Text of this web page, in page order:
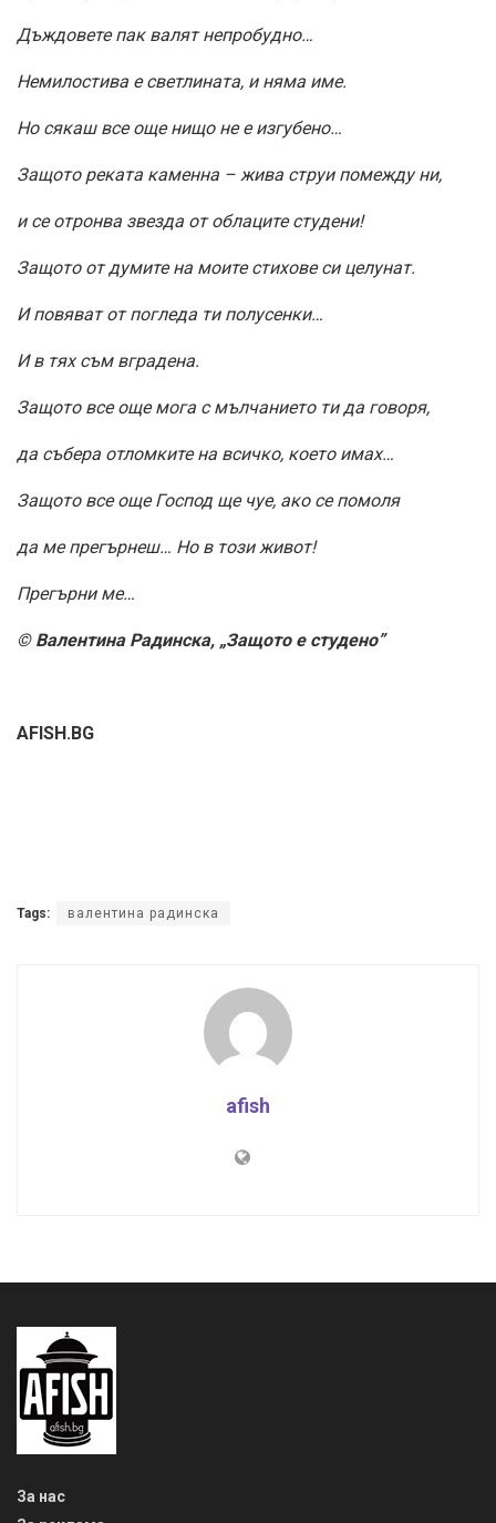
Дъждовете пак валят непробудно…
Немилостива е светлината, и няма име.
Но сякаш все още нищо не е изгубено…
Защото реката каменна – жива струи помежду ни,
и се отронва звезда от облаците студени!
Защото от думите на моите стихове си целунат.
И повяват от погледа ти полусенки…
И в тях съм вградена.
Защото все още мога с мълчанието ти да говоря,
да събера отломките на всичко, което имах…
Защото все още Господ ще чуе, ако се помоля
да ме прегърнеш… Но в този живот!
Прегърни ме…
© Валентина Радинска, „Защото е студено”
AFISH.BG
Tags: валентина радинска
afish
За нас